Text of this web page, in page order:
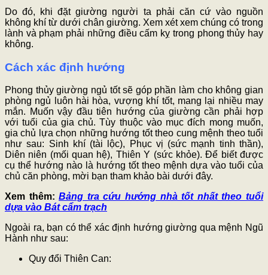
Do đó, khi đặt giường người ta phải căn cứ vào nguồn
không khí từ dưới chân giường. Xem xét xem chúng có trong
lành và phạm phải những điều cấm kỵ trong phong thủy hay
không.
Cách xác định hướng
Phong thủy giường ngủ tốt sẽ góp phần làm cho không gian
phòng ngủ luôn hài hòa, vượng khí tốt, mang lại nhiều may
mắn. Muốn vậy đầu tiên hướng của giường cần phải hợp
với tuổi của gia chủ. Tùy thuộc vào mục đích mong muốn,
gia chủ lựa chọn những hướng tốt theo cung mệnh theo tuổi
như sau: Sinh khí (tài lộc), Phục vị (sức mạnh tinh thần),
Diên niên (mối quan hệ), Thiên Y (sức khỏe). Để biết được
cụ thể hướng nào là hướng tốt theo mệnh dựa vào tuổi của
chủ căn phòng, mời bạn tham khảo bài dưới đây.
Xem thêm:Bảng tra cứu hướng nhà tốt nhất theo tuổi
dựa vào Bát cẩm trạch
Ngoài ra, bạn có thể xác định hướng giường qua mệnh Ngũ
Hành như sau:
Quy đổi Thiên Can: